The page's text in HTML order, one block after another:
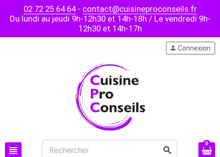
02 72 25 64 64- contact@cuisineproconseils.fr
Du lundi au jeudi 9h-12h30 et 14h-18h / Le vendredi 9h-
12h30 et 14h-17h
view_headline search
person Connexion
0